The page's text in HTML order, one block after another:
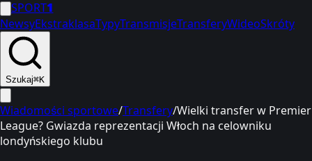
SPORT1
NewsyEkstraklasaTypyTransmisjeTransferyWideoSkróty
Szukaj⌘K
Wiadomości sportowe/Transfery/Wielki transfer w Premier
League? Gwiazda reprezentacji Włoch na celowniku
londyńskiego klubu